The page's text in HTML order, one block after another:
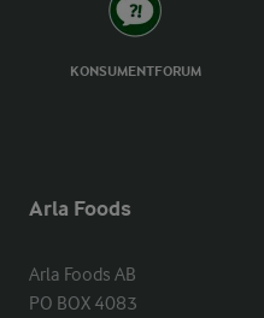
KONSUMENTFORUM
Arla Foods
Arla Foods AB
PO BOX 4083